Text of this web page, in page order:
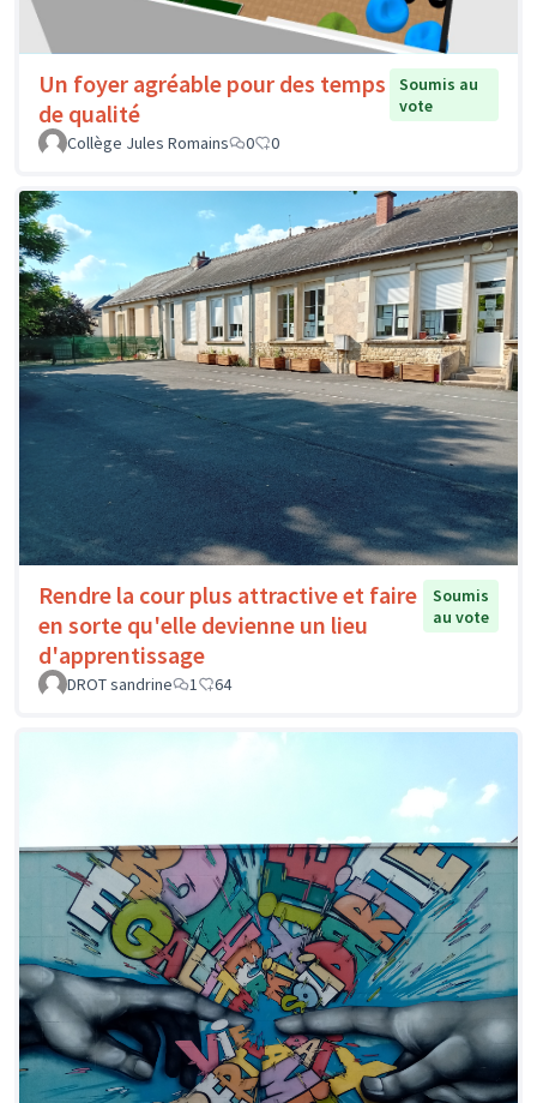
Un foyer agréable pour des temps
de qualité
Soumis au
vote
Collège Jules Romains
0 0
Rendre la cour plus attractive et faire
en sorte qu'elle devienne un lieu
d'apprentissage
Soumis
au vote
DROT sandrine 1 64